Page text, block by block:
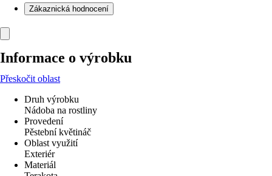
Zákaznická hodnocení
Informace o výrobku
Přeskočit oblast
Druh výrobku
Nádoba na rostliny
Provedení
Pěstební květináč
Oblast využití
Exteriér
Materiál